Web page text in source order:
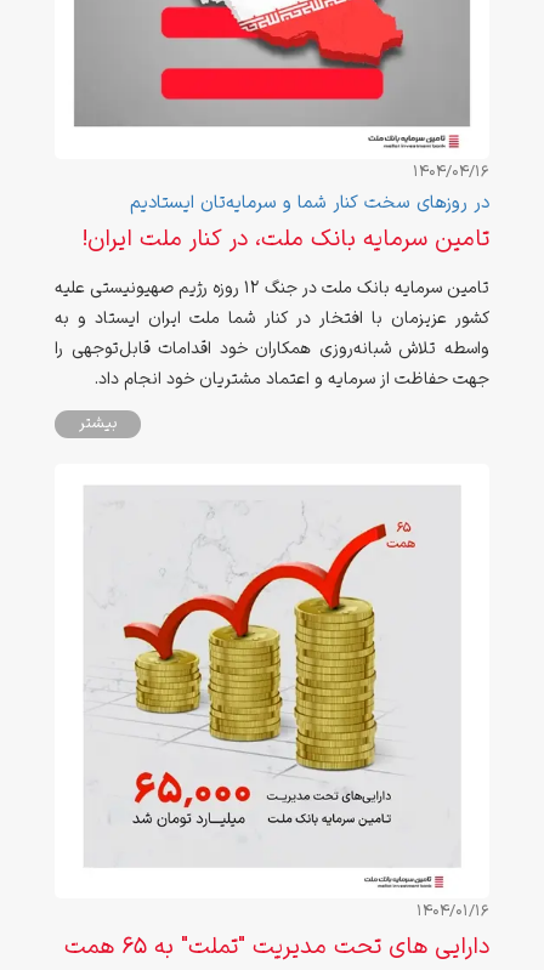
1404/04/16
در روزهای سخت کنار شما و سرمایه‌تان ایستادیم
تامین سرمایه بانک ملت، در کنار ملت ایران!
تامین سرمایه بانک ملت در جنگ 12 روزه رژیم صهیونیستی علیه
کشور عزیزمان با افتخار در کنار شما ملت ایران ایستاد و به
واسطه تلاش‌ شبانه‌روزی همکاران خود اقدامات قابل‌توجهی را
جهت حفاظت از سرمایه و اعتماد مشتریان خود انجام داد.
بیشتر
1404/01/16
دارایی های تحت مدیریت "تملت" به 65 همت